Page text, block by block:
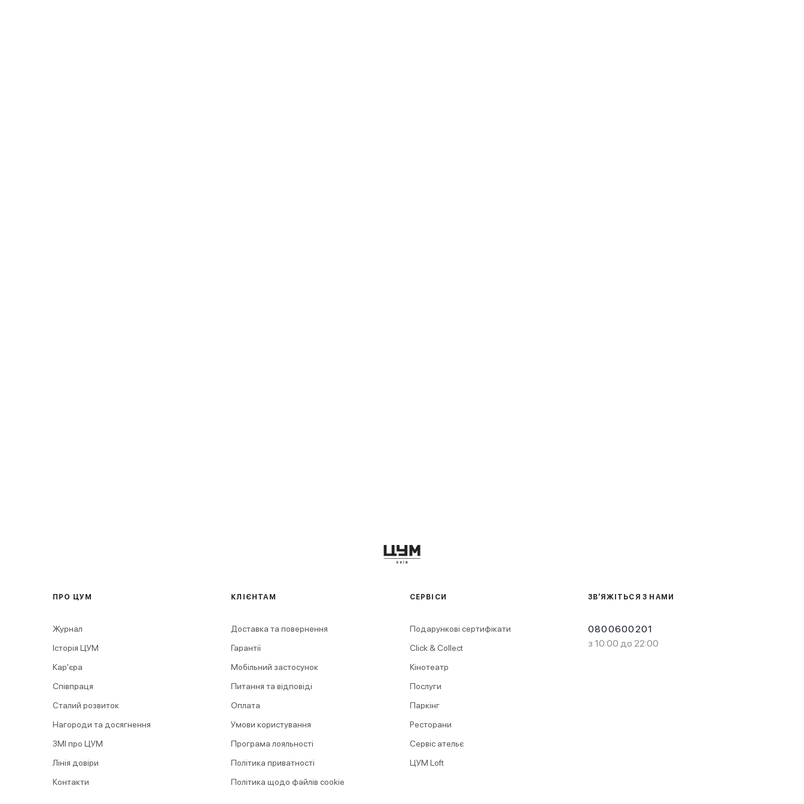
ЗВ’ЯЖІТЬСЯ З НАМИ
0800600201
з 10:00 до 22:00
ПРО ЦУМ
Журнал
Історія ЦУМ
Кар'єра
Співпраця
Сталий розвиток
Нагороди та досягнення
ЗМІ про ЦУМ
Лінія довіри
Контакти
КЛІЄНТАМ
Доставка та повернення
Гарантії
Мобільний застосунок
Питання та відповіді
Оплата
Умови користування
Програма лояльності
Політика приватності
Політика щодо файлів cookie
СЕРВІСИ
Подарункові сертифікати
Click & Collect
Кінотеатр
Послуги
Паркінг
Ресторани
Сервіс ательє
ЦУМ Loft